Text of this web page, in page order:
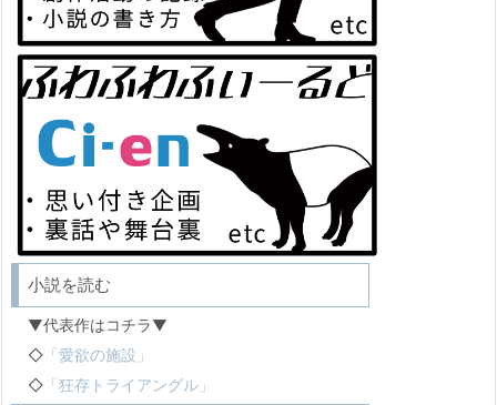
小説を読む
▼代表作はコチラ▼
◇ 「愛欲の施設」
◇ 「狂存トライアングル」